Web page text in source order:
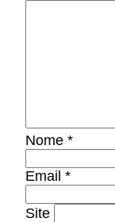
Nome *
Email *
Site